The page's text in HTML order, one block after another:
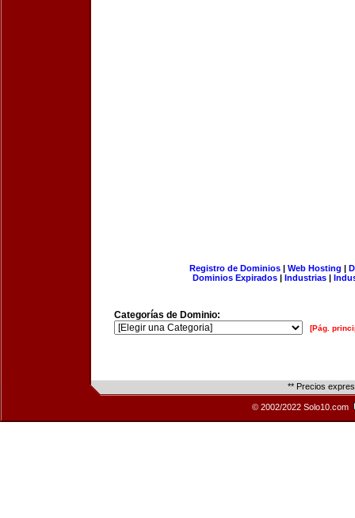
Registro de Dominios| Web Hosting |
Dominios Expirados | Industrias |
Categorías de Dominio:
[Pág.
** Precios
© 2002/2022 Solo10.com